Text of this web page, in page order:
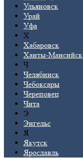
Ульяновск
Урай
Уфа
Х
Хабаровск
Ханты-Мансийск
Ч
Челябинск
Чебоксары
Череповец
Чита
Э
Энгельс
Я
Якутск
Ярославль